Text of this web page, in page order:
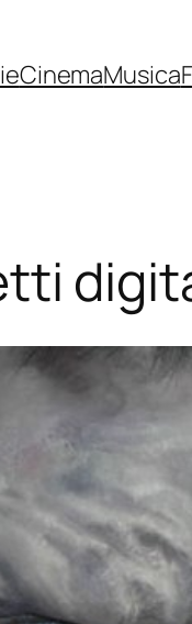
CinemaMusica